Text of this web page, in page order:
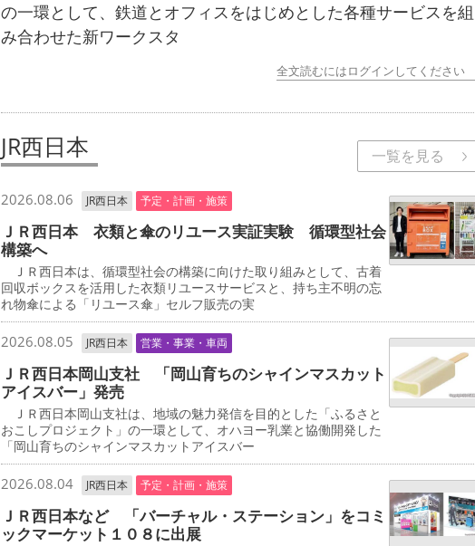
の一環として、鉄道とオフィスをはじめとした各種サービスを組
み合わせた新ワークスタ
全文読むにはログインしてください
JR西日本 一覧を見る
2026.08.06 JR西日本 予定・計画・施策
ＪＲ西日本 衣類と傘のリユース実証実験 循環型社会
構築へ
ＪＲ西日本は、循環型社会の構築に向けた取り組みとして、古着
回収ボックスを活用した衣類リユースサービスと、持ち主不明の忘
れ物傘による「リユース傘」セルフ販売の実
2026.08.05 JR西日本 営業・事業・車両
ＪＲ西日本岡山支社 「岡山育ちのシャインマスカット
アイスバー」発売
ＪＲ西日本岡山支社は、地域の魅力発信を目的とした「ふるさと
おこしプロジェクト」の一環として、オハヨー乳業と協働開発した
「岡山育ちのシャインマスカットアイスバー
2026.08.04 JR西日本 予定・計画・施策
ＪＲ西日本など 「バーチャル・ステーション」をコミ
ックマーケット１０８に出展